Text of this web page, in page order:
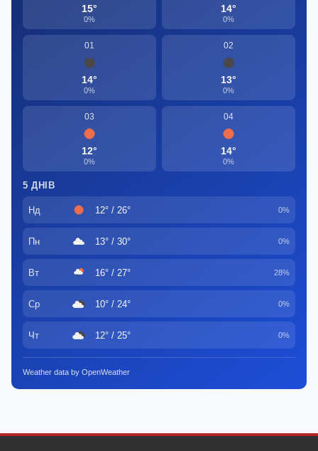
15°
0%
14°
0%
01
14°
0%
02
13°
0%
03
12°
0%
04
14°
0%
5 ДНІВ
Нд 12° / 26° 0%
Пн 13° / 30° 0%
Вт 16° / 27° 28%
Ср 10° / 24° 0%
Чт 12° / 25° 0%
Weather data by OpenWeather